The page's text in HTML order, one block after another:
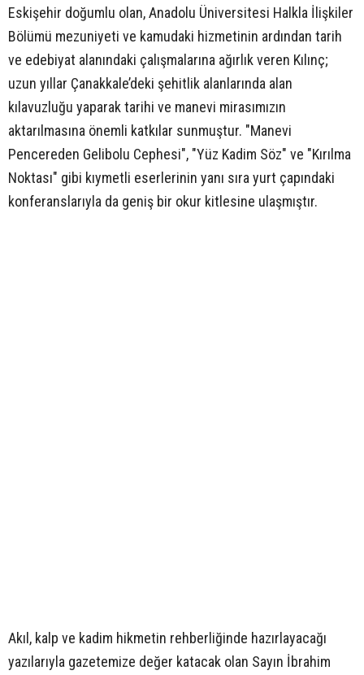
Eskişehir doğumlu olan, Anadolu Üniversitesi Halkla İlişkiler
Bölümü mezuniyeti ve kamudaki hizmetinin ardından tarih
ve edebiyat alanındaki çalışmalarına ağırlık veren Kılınç;
uzun yıllar Çanakkale’deki şehitlik alanlarında alan
kılavuzluğu yaparak tarihi ve manevi mirasımızın
aktarılmasına önemli katkılar sunmuştur. "Manevi
Pencereden Gelibolu Cephesi", "Yüz Kadim Söz" ve "Kırılma
Noktası" gibi kıymetli eserlerinin yanı sıra yurt çapındaki
konferanslarıyla da geniş bir okur kitlesine ulaşmıştır.
Akıl, kalp ve kadim hikmetin rehberliğinde hazırlayacağı
yazılarıyla gazetemize değer katacak olan Sayın İbrahim